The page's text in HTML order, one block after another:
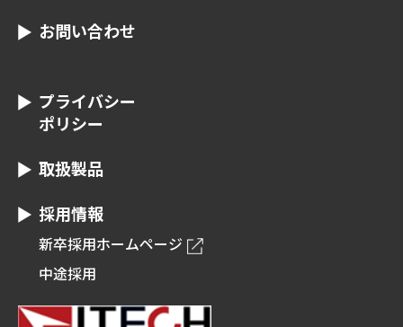
お問い合わせ
プライバシー
ポリシー
取扱製品
採用情報
新卒採用ホームページ
中途採用